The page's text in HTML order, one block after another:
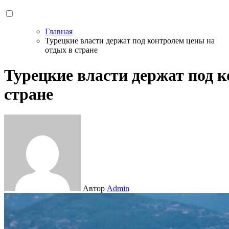
Главная
Турецкие власти держат под контролем цены на
отдых в стране
Турецкие власти держат под
стране
Автор Admin